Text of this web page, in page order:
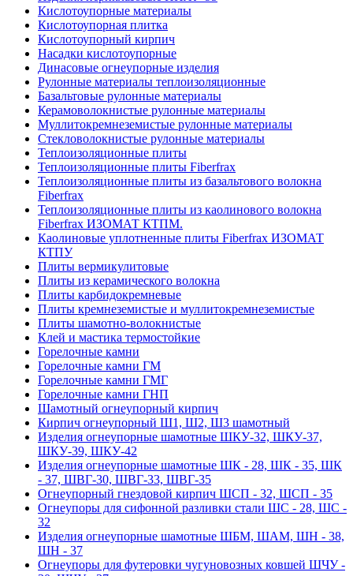
Кислотоупорные материалы
Кислотоупорная плитка
Кислотоупорный кирпич
Насадки кислотоупорные
Динасовые огнеупорные изделия
Рулонные материалы теплоизоляционные
Базальтовые рулонные материалы
Керамоволокнистые рулонные материалы
Муллитокремнеземистые рулонные материалы
Стекловолокнистые рулонные материалы
Тепло­изоляционные плиты
Теплоизоляционные плиты Fiberfrax
Теплоизоляционные плиты из базальтового волокна
Fiberfrax
Теплоизоляционные плиты из каолинового волокна
Fiberfrax ИЗОМАТ КТПМ.
Каолиновые уплотненные плиты Fiberfrax ИЗОМАТ
КТПУ
Плиты вермикулитовые
Плиты из керамического волокна
Плиты карбидокремневые
Плиты кремнеземистые и муллитокремнеземистые
Плиты шамотно-волокнистые
Клей и мастика термостойкие
Горелочные камни
Горелочные камни ГМ
Горелочные камни ГМГ
Горелочные камни ГНП
Шамотный огнеупорный кирпич
Кирпич огнеупорный Ш1, Ш2, Ш3 шамотный
Изделия огнеупорные шамотные ШКУ-32, ШКУ-37,
ШКУ-39, ШКУ-42
Изделия огнеупорные шамотные ШК - 28, ШК - 35, ШК
- 37, ШВГ-30, ШВГ-33, ШВГ-35
Огнеупорный гнездовой кирпич ШСП - 32, ШСП - 35
Огнеупоры для сифонной разливки стали ШС - 28, ШС -
32
Изделия огнеупорные шамотные ШБМ, ШАМ, ШН - 38,
ШН - 37
Огнеупоры для футеровки чугуновозных ковшей ШЧУ -